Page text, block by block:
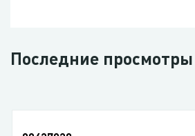
Последние просмотры